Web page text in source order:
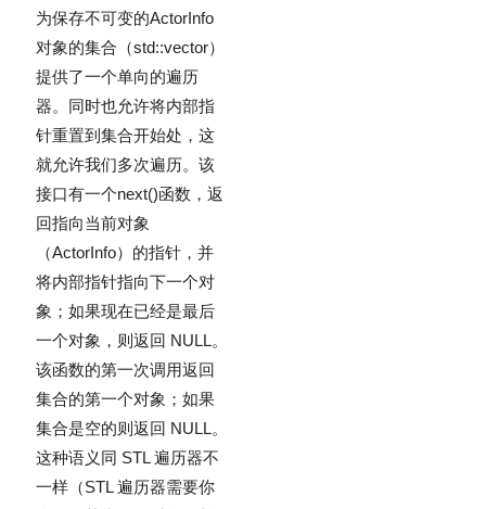
为保存不可变的ActorInfo
对象的集合（std::vector）
提供了一个单向的遍历
器。同时也允许将内部指
针重置到集合开始处，这
就允许我们多次遍历。该
接口有一个next()函数，返
回指向当前对象
（ActorInfo）的指针，并
将内部指针指向下一个对
象；如果现在已经是最后
一个对象，则返回 NULL。
该函数的第一次调用返回
集合的第一个对象；如果
集合是空的则返回 NULL。
这种语义同 STL 遍历器不
一样（STL 遍历器需要你